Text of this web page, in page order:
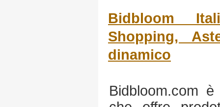
Bidbloom
Shopping,
dinamico
Bidbloom.com